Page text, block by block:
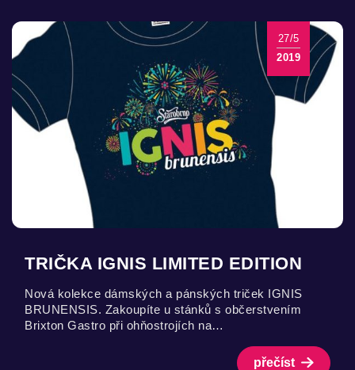
27/5
2019
TRIČKA IGNIS LIMITED EDITION
Nová kolekce dámských a pánských triček IGNIS
BRUNENSIS. Zakoupíte u stánků s občerstvením
Brixton Gastro při ohňostrojích na…
přečíst